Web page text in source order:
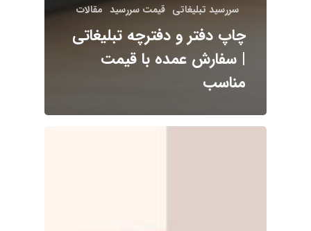
سررسید تبلیغاتی قیمت سررسید مقالات
چاپ دفتر و دفترچه تبلیغاتی
| سفارش عمده با قیمت
مناسب